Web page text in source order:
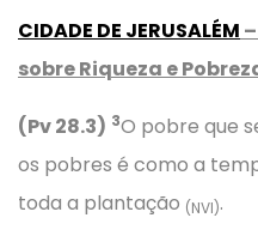
CIDADE DE JERUSALÉM
sobre Riqueza e
(Pv 28.3) 3O pobre que
os pobres é como a
toda a plantação (NVI).